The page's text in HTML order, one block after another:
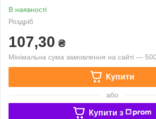
В наявності
Роздріб
107,30 ₴
Мінімальна сума замовлення на сайті —
Купити
або
Купити з